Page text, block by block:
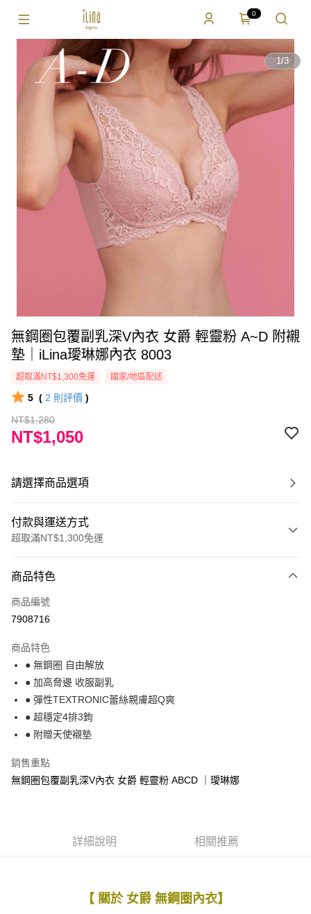
0
1/3
無鋼圈包覆副乳深V內衣 女爵 輕靈粉 A~D 附襯
墊｜iLina璦琳娜內衣 8003
超取滿NT$1,300免運 國家/地區配送
5 ( 2 則評價 )
NT$1,280
NT$1,050
請選擇商品選項
付款與運送方式
超取滿NT$1,300免運
信用卡一次付款
超商取貨付款
運送方式
全家取貨付款
每筆NT$90，滿NT$1,300(含以上)免運費
付款後全家取貨
每筆NT$90，滿NT$1,300(含以上)免運費
7-11取貨付款
每筆NT$90，滿NT$1,300(含以上)免運費
7-11取貨(快速到店)
每筆NT$90，滿NT$1,300(含以上)免運費
商品特色
商品編號
7908716
商品特色
● 無鋼圈 自由解放
● 加高脅邊 收服副乳
● 彈性TEXTRONIC蕾絲親膚超Q爽
● 超穩定4排3鉤
● 附贈天使襯墊
銷售重點
無鋼圈包覆副乳深V內衣 女爵 輕靈粉 ABCD ｜璦琳娜
詳細說明 相關推薦
【 關於 女爵 無鋼圈內衣】